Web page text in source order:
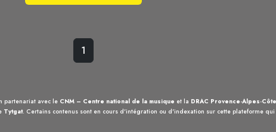
1
partenariat avec le CNM – Centre national de la musique et la DRAC Provence-Alpes-
Tytgat. Certains contenus sont en cours d'intégration ou d'indexation sur cette plateforme